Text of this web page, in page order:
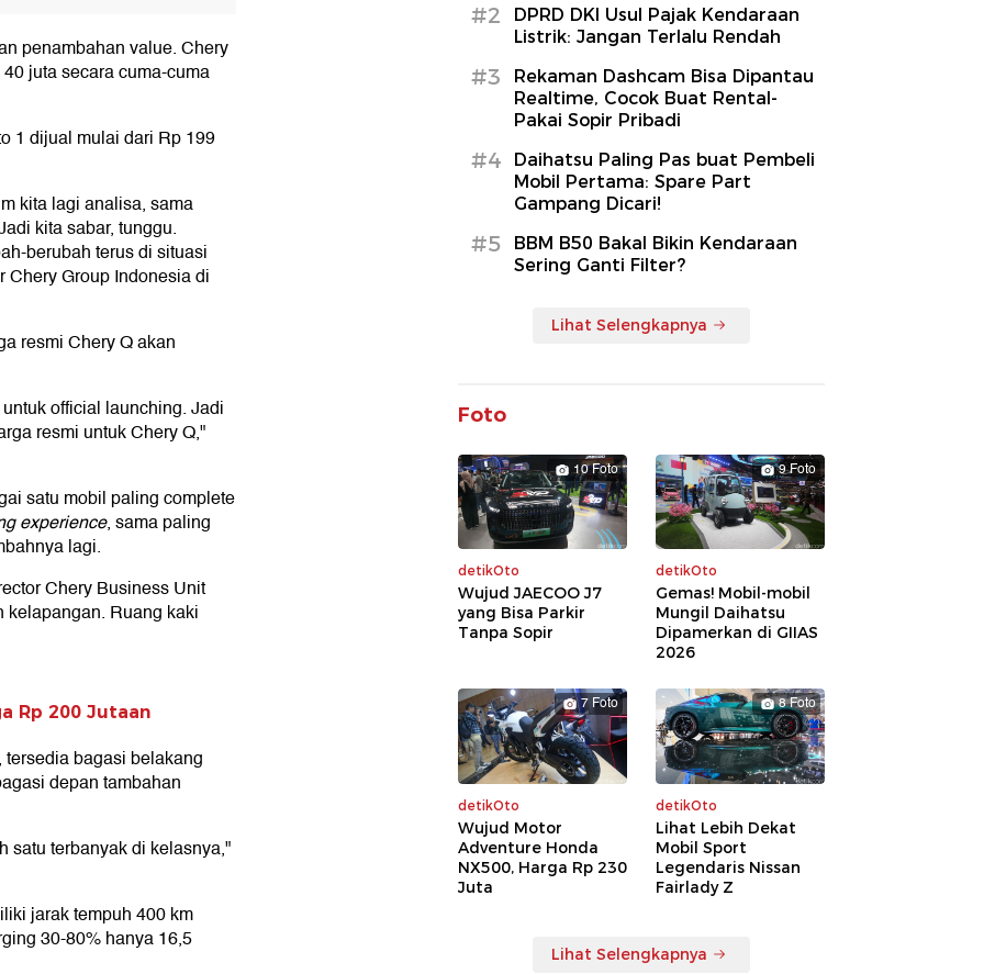
penambahan value. Chery
juta secara cuma-cuma
1 dijual mulai dari Rp 199
kita lagi analisa, sama
kita sabar, tunggu.
berubah terus di situasi
Group Indonesia di
resmi Chery Q akan
official launching. Jadi
resmi untuk Chery Q,"
satu mobil paling complete
experience, sama paling
lagi.
Chery Business Unit
kelapangan. Ruang kaki
Rp 200 Jutaan
bagasi belakang
depan tambahan
satu terbanyak di kelasnya,"
jarak tempuh 400 km
30-80% hanya 16,5
#2
DPRD DKI Usul Pajak Kendaraan
Listrik: Jangan Terlalu Rendah
#3
Rekaman Dashcam Bisa Dipantau
Realtime, Cocok Buat Rental-
Pakai Sopir Pribadi
#4
Daihatsu Paling Pas buat Pembeli
Mobil Pertama: Spare Part
Gampang Dicari!
#5
BBM B50 Bakal Bikin Kendaraan
Sering Ganti Filter?
Lihat Selengkapnya
Foto
10 Foto
detikOto
Wujud JAECOO J7
yang Bisa Parkir
Tanpa Sopir
9 Foto
detikOto
Gemas! Mobil-mobil
Mungil Daihatsu
Dipamerkan di GIIAS
2026
7 Foto
detikOto
Wujud Motor
Adventure Honda
NX500, Harga Rp 230
Juta
8 Foto
detikOto
Lihat Lebih Dekat
Mobil Sport
Legendaris Nissan
Fairlady Z
Lihat Selengkapnya